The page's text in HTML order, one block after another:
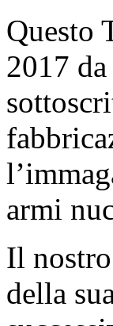
Questo
2017
armi
Il
della